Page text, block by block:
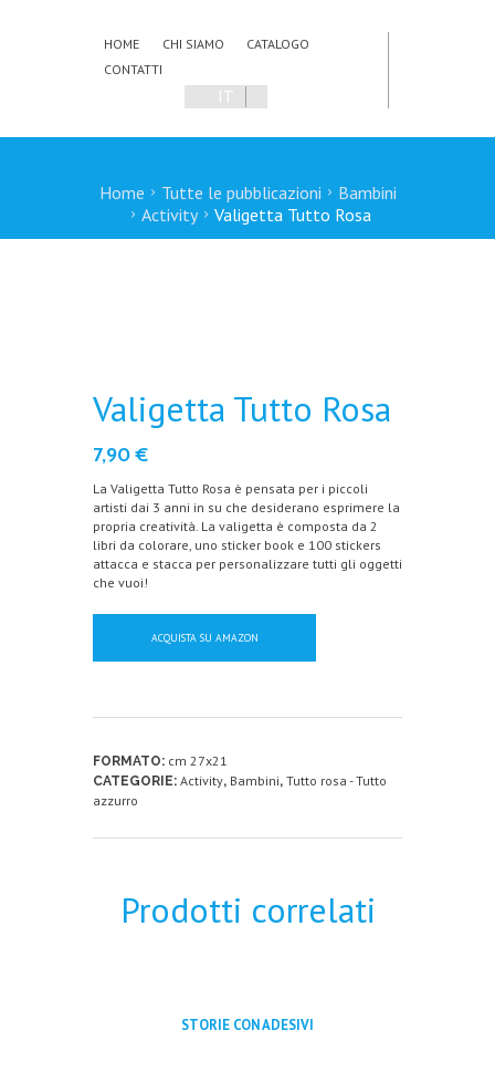
HOME CHI SIAMO
CATALOGO
CONTATTI
IT
Home Tutte le pubblicazioni
Bambini
Activity
Valigetta Tutto Rosa
Valigetta Tutto Rosa
7,90€
La Valigetta Tutto Rosa è pensata per i piccoli
artisti dai 3 anni in su che desiderano esprimere la
propria creatività. La valigetta è composta da 2
libri da colorare, uno sticker book e 100 stickers
attacca e stacca per personalizzare tutti gli oggetti
che vuoi!
ACQUISTA SU AMAZON
FORMATO: cm 27x21
CATEGORIE: Activity, Bambini, Tutto rosa - Tutto
azzurro
Prodotti correlati
STORIE CON ADESIVI